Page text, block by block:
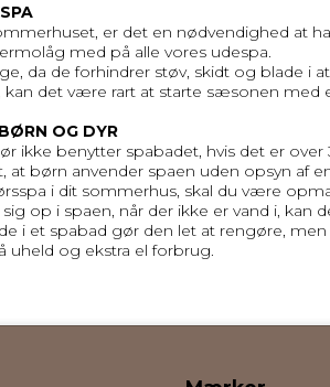
er det en nødvendighed at
med på alle vores udespa.
da de forhindrer støv, skidt og blade i
det være rart at starte sæsonen med
OG DYR
ikke benytter spabadet, hvis det er over
at børn anvender spaen uden opsyn af
i dit sommerhus, skal du være
op i spaen, når der ikke er vand i, kan
i et spabad gør den let at rengøre,
uheld og ekstra el forbrug.